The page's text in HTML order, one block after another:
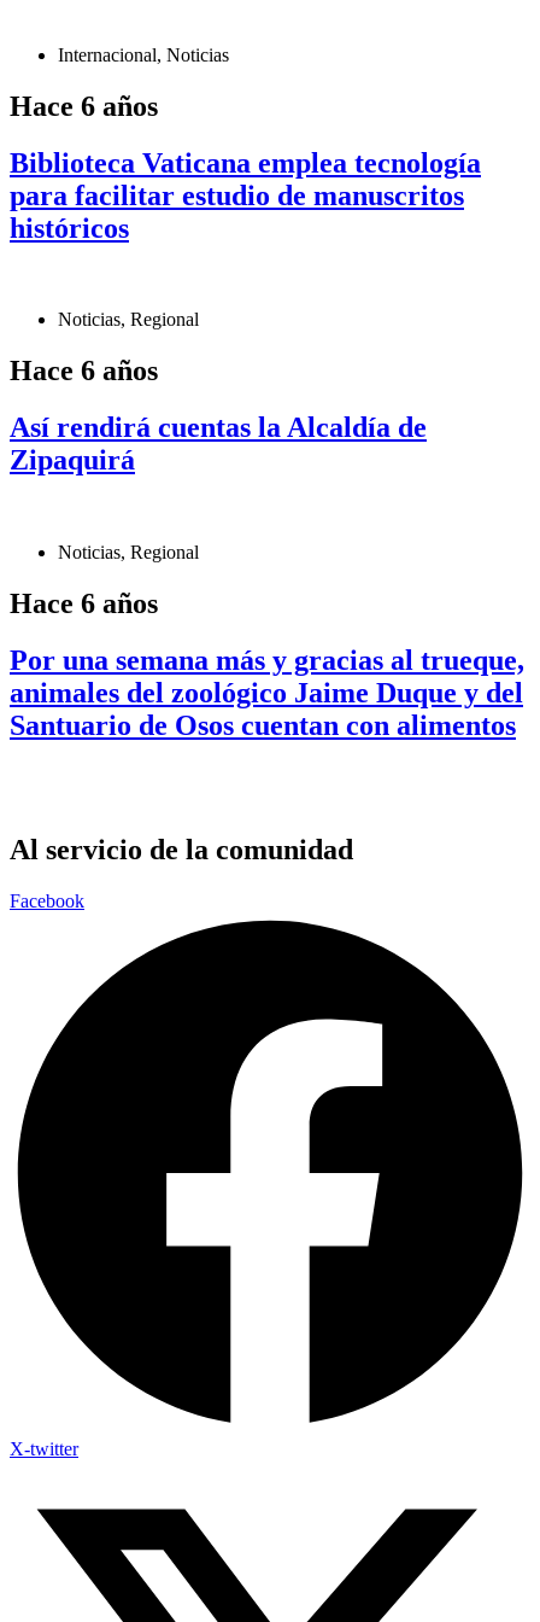
Internacional, Noticias
Hace 6 años
Biblioteca Vaticana emplea tecnología
para facilitar estudio de manuscritos
históricos
Noticias, Regional
Hace 6 años
Así rendirá cuentas la Alcaldía de
Zipaquirá
Noticias, Regional
Hace 6 años
Por una semana más y gracias al trueque,
animales del zoológico Jaime Duque y del
Santuario de Osos cuentan con alimentos
Al servicio de la comunidad
Facebook
X-twitter